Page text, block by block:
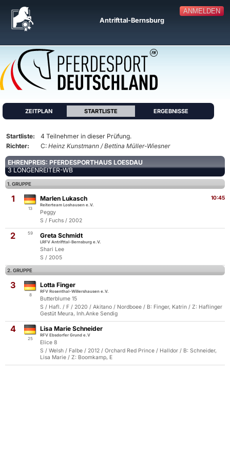
ANMELDEN
Antrifttal-Bernsburg
ZEITPLAN STARTLISTE ERGEBNISSE
Startliste:
4 Teilnehmer in dieser Prüfung.
Richter:
C: Heinz Kunstmann / Bettina Müller-Wiesner
EHRENPREIS: PFERDESPORTHAUS LOESDAU
3 LONGENREITER-WB
1. GRUPPE
1
13
10:45
Marlen Lukasch
Reiterteam Loshausen e.V.
Peggy
S / Fuchs / 2002
2 59 Greta Schmidt
LRFV Antrifttal-Bernsburg e.V.
Shari Lee
S / 2005
2. GRUPPE
3
8
Lotta Finger
RFV Rosenthal-Willershausen e.V.
Butterblume 15
S / Hafl. / F / 2020 / Akitano / Nordboee / B: Finger, Katrin / Z: Haflinger
Gestüt Meura, Inh.Anke Sendig
4
25
Lisa Marie Schneider
RFV Ebsdorfer Grund e.V
Elice 8
S / Welsh / Falbe / 2012 / Orchard Red Prince / Halldor / B: Schneider,
Lisa Marie / Z: Boomkamp, E